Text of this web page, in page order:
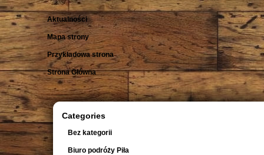
Aktualności
Mapa strony
Przykładowa strona
Strona Główna
Categories
Bez kategorii
Biuro podróży Piła